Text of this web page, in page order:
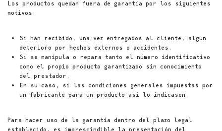
Los productos quedan fuera de garantía por los siguientes
motivos:
Si han recibido, una vez entregados al cliente, algún
deterioro por hechos externos o accidentes.
Si se manipula o repara tanto el número identificativo
como el propio producto garantizado sin conocimiento
del prestador.
En su caso, si las condiciones generales impuestas por
un fabricante para un producto así lo indicasen.
Para hacer uso de la garantía dentro del plazo legal
establecido, es imprescindible la presentación del